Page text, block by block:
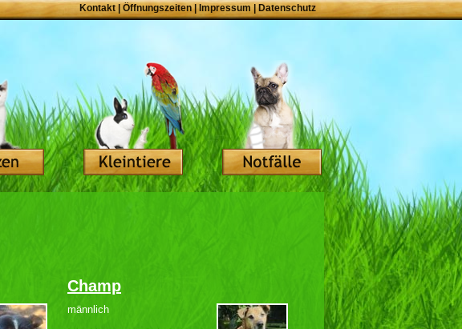
Kontakt Öffnungszeiten| Impressum|Datenschutz
Champ
männlich